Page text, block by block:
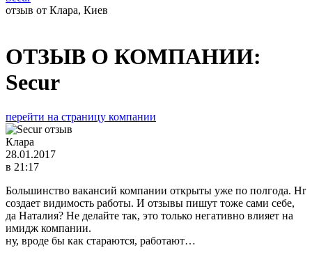
отзыв от Клара, Киев
ОТЗЫВ О КОМПАНИИ:
Secur
перейти на страницу компании
Клара
28.01.2017
в 21:17
Большинство вакансий компании открыты уже по полгода. Hr
создает видимость работы. И отзывы пишут тоже сами себе,
да Наталия? Не делайте так, это только негативно влияет на
имидж компании.
ну, вроде бы как стараются, работают…